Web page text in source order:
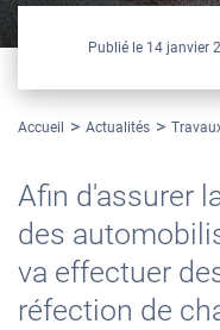
Publié le 14 janvier
Accueil Actualités
Afin d'assurer
des
va effectuer
réfection de